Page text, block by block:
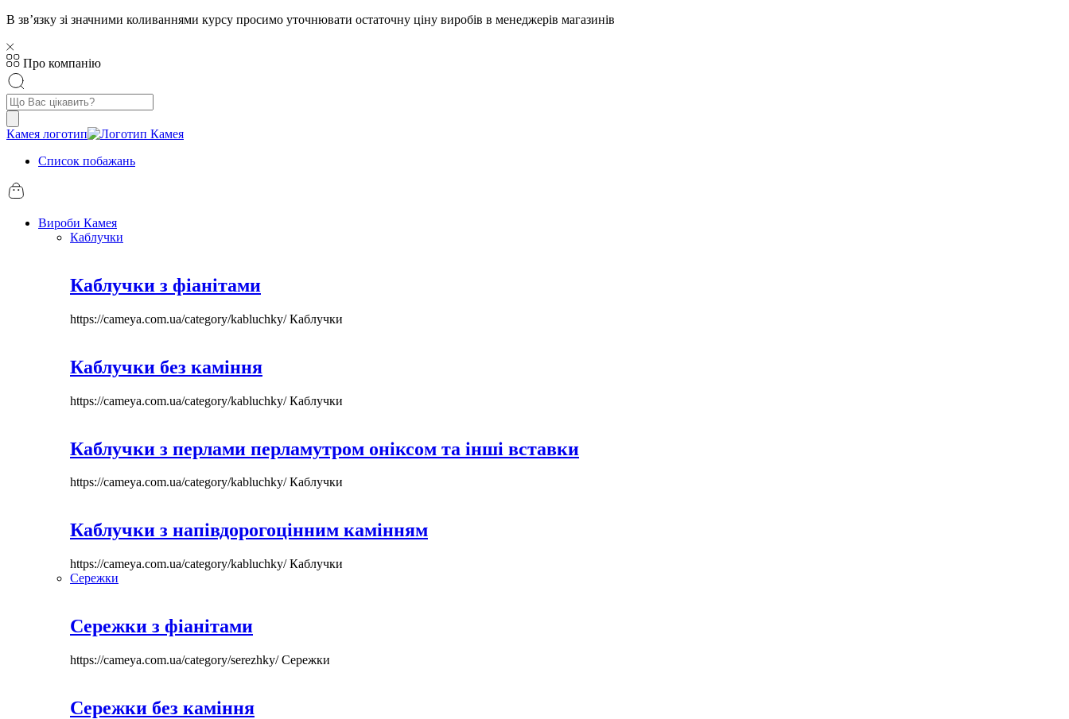
В звʼязку зі значними коливаннями курсу просимо уточнювати остаточну ціну виробів в менеджерів магазинів
Про компанію
Пошук
товарів
Камея логотип
Список побажань
Вироби Камея
Каблучки
Каблучки з фіанітами
https://cameya.com.ua/category/kabluchky/Каблучки
Каблучки без каміння
https://cameya.com.ua/category/kabluchky/Каблучки
Каблучки з перлами перламутром оніксом та інші вставки
https://cameya.com.ua/category/kabluchky/Каблучки
Каблучки з напівдорогоцінним камінням
https://cameya.com.ua/category/kabluchky/Каблучки
Сережки
Сережки з фіанітами
https://cameya.com.ua/category/serezhky/Сережки
Сережки без каміння